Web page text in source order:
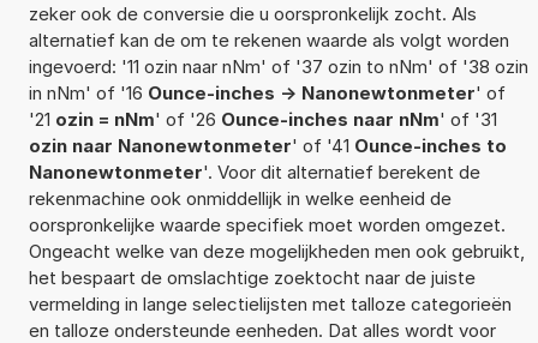
zeker ook de conversie die u oorspronkelijk zocht. Als
alternatief kan de om te rekenen waarde als volgt worden
ingevoerd: '11 ozin naar nNm' of '37 ozin to nNm' of '38 ozin
in nNm' of '16 Ounce-inches -> Nanonewtonmeter' of
'21 ozin = nNm' of '26 Ounce-inches naar nNm' of '31
ozin naar Nanonewtonmeter' of '41 Ounce-inches to
Nanonewtonmeter'. Voor dit alternatief berekent de
rekenmachine ook onmiddellijk in welke eenheid de
oorspronkelijke waarde specifiek moet worden omgezet.
Ongeacht welke van deze mogelijkheden men ook gebruikt,
het bespaart de omslachtige zoektocht naar de juiste
vermelding in lange selectielijsten met talloze categorieën
en talloze ondersteunde eenheden. Dat alles wordt voor